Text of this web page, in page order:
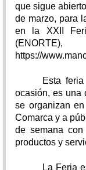
que sigue
de marzo, para
en la XXII
https://
Esta
ocasión, es una
se organizan
Comarca y a
de semana
productos y
La Feria